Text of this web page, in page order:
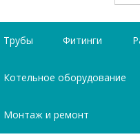
Трубы Фитинги
Котельное оборудование
Монтаж и ремонт